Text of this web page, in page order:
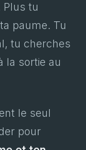
Plus tu
paume. Tu
tu cherches
la sortie au
le seul
pour